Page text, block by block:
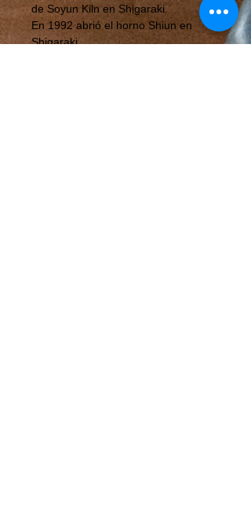
de Soyun Kiln en Shigaraki.
En 1992 abrió el horno Shiun en
Shigaraki.